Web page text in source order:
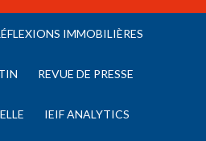
IMMOBILIÈRES
REVUE DE PRESSE
IEIF ANALYTICS